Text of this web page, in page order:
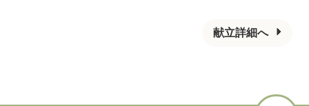
献立詳細へ